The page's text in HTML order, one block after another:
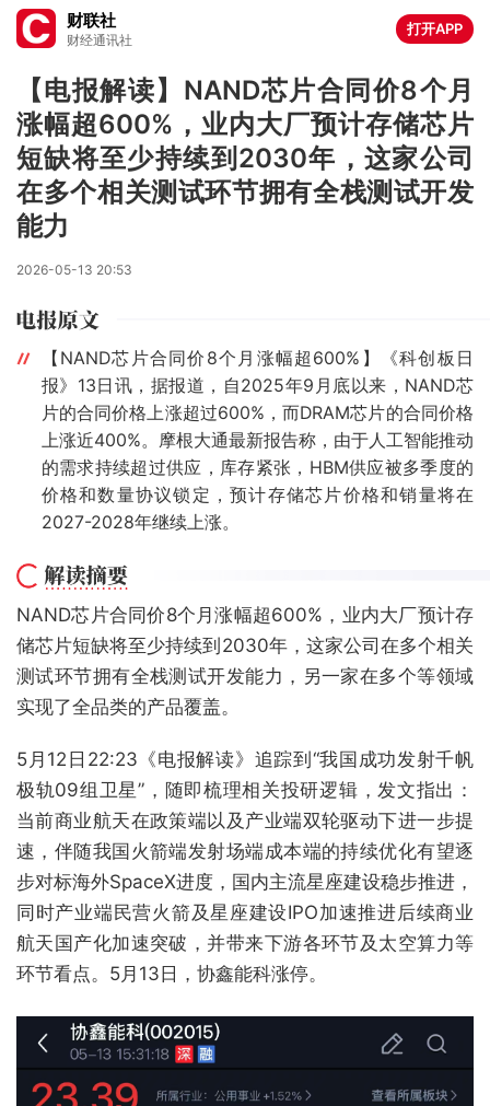
财联社
财经通讯社
打开APP
【电报解读】NAND芯片合同价8个月
涨幅超600%，业内大厂预计存储芯片
短缺将至少持续到2030年，这家公司
在多个相关测试环节拥有全栈测试开发
能力
2026-05-13 20:53
【NAND芯片合同价8个月涨幅超600%】《科创板日
报》13日讯，据报道，自2025年9月底以来，NAND芯
片的合同价格上涨超过600%，而DRAM芯片的合同价格
上涨近400%。摩根大通最新报告称，由于人工智能推动
的需求持续超过供应，库存紧张，HBM供应被多季度的
价格和数量协议锁定，预计存储芯片价格和销量将在
2027-2028年继续上涨。
NAND芯片合同价8个月涨幅超600%，业内大厂预计存
储芯片短缺将至少持续到2030年，这家公司在多个相关
测试环节拥有全栈测试开发能力，另一家在多个等领域
实现了全品类的产品覆盖。
5月12日22:23《电报解读》追踪到“我国成功发射千帆
极轨09组卫星”，随即梳理相关投研逻辑，发文指出：
当前商业航天在政策端以及产业端双轮驱动下进一步提
速，伴随我国火箭端发射场端成本端的持续优化有望逐
步对标海外SpaceX进度，国内主流星座建设稳步推进，
同时产业端民营火箭及星座建设IPO加速推进后续商业
航天国产化加速突破，并带来下游各环节及太空算力等
环节看点。5月13日，协鑫能科涨停。